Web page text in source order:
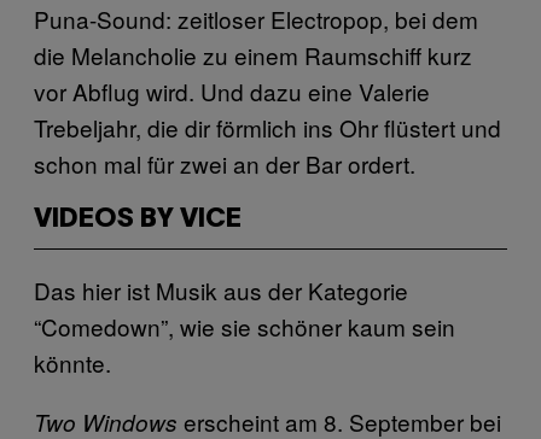
Puna-Sound: zeitloser Electropop, bei dem
die Melancholie zu einem Raumschiff kurz
vor Abflug wird. Und dazu eine Valerie
Trebeljahr, die dir förmlich ins Ohr flüstert und
schon mal für zwei an der Bar ordert.
VIDEOS BY VICE
Das hier ist Musik aus der Kategorie
“Comedown”, wie sie schöner kaum sein
könnte.
Two Windows erscheint am 8. September bei